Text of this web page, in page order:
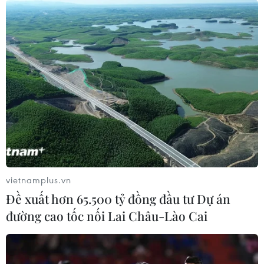
Từ chiều tối và đêm 13/6, Bắc Bộ có mưa
vừa, mưa to và dông
13/06/2020 03:53
Do ảnh hưởng của rãnh áp thấp kết hợp với vùng hội tụ
gió lên đến mực 5.000m nên từ chiều tối và đêm 13-
15/6 ở Bắc Bộ có mưa vừa, mưa to và dông, riêng vùng
núi và trung du có mưa to đến rất to.
vietnamplus.vn
Đề xuất hơn 65.500 tỷ đồng đầu tư Dự án
đường cao tốc nối Lai Châu-Lào Cai